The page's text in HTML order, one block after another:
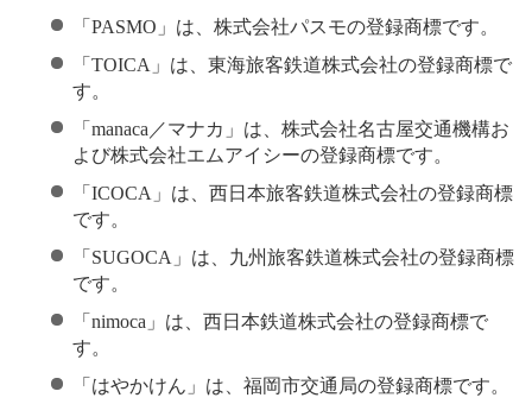
「PASMO」は、株式会社パスモの登録商標です。
「TOICA」は、東海旅客鉄道株式会社の登録商標で
す。
「manaca／マナカ」は、株式会社名古屋交通機構お
よび株式会社エムアイシーの登録商標です。
「ICOCA」は、西日本旅客鉄道株式会社の登録商標
です。
「SUGOCA」は、九州旅客鉄道株式会社の登録商標
です。
「nimoca」は、西日本鉄道株式会社の登録商標で
す。
「はやかけん」は、福岡市交通局の登録商標です。